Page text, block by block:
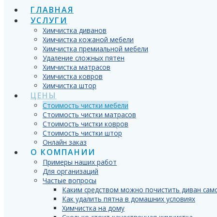
ГЛАВНАЯ
УСЛУГИ
Химчистка диванов
Химчистка кожаной мебели
Химчистка премиальной мебели
Удаление сложных пятен
Химчистка матрасов
Химчистка ковров
Химчистка штор
ЦЕНЫ
Стоимость чистки мебели
Стоимость чистки матрасов
Стоимость чистки ковров
Стоимость чистки штор
Онлайн заказ
О КОМПАНИИ
Примеры наших работ
Для организаций
Частые вопросы
Каким средством можно почистить диван
Как удалить пятна в домашних условиях
Химчистка на дому